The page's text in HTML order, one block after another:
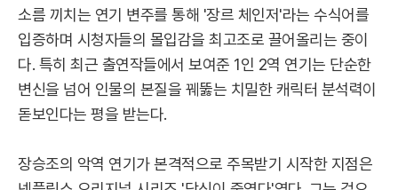
소름 끼치는 연기 변주를 통해 '장르 체인저'라는 수식어를
입증하며 시청자들의 몰입감을 최고조로 끌어올리는 중이
다. 특히 최근 출연작들에서 보여준 1인 2역 연기는 단순한
변신을 넘어 인물의 본질을 꿰뚫는 치밀한 캐릭터 분석력이
돋보인다는 평을 받는다.
장승조의 악역 연기가 본격적으로 주목받기 시작한 지점은